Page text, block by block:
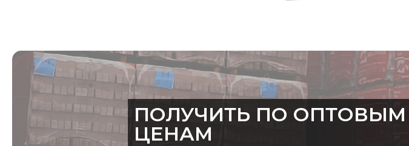
Штук на поддоне 216 шт
ПОЛУЧИТЬ ПО ОПТОВЫМ
ЦЕНАМ